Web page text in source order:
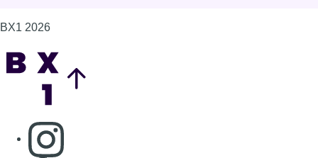
BX1 2026
Consulter page Instagram